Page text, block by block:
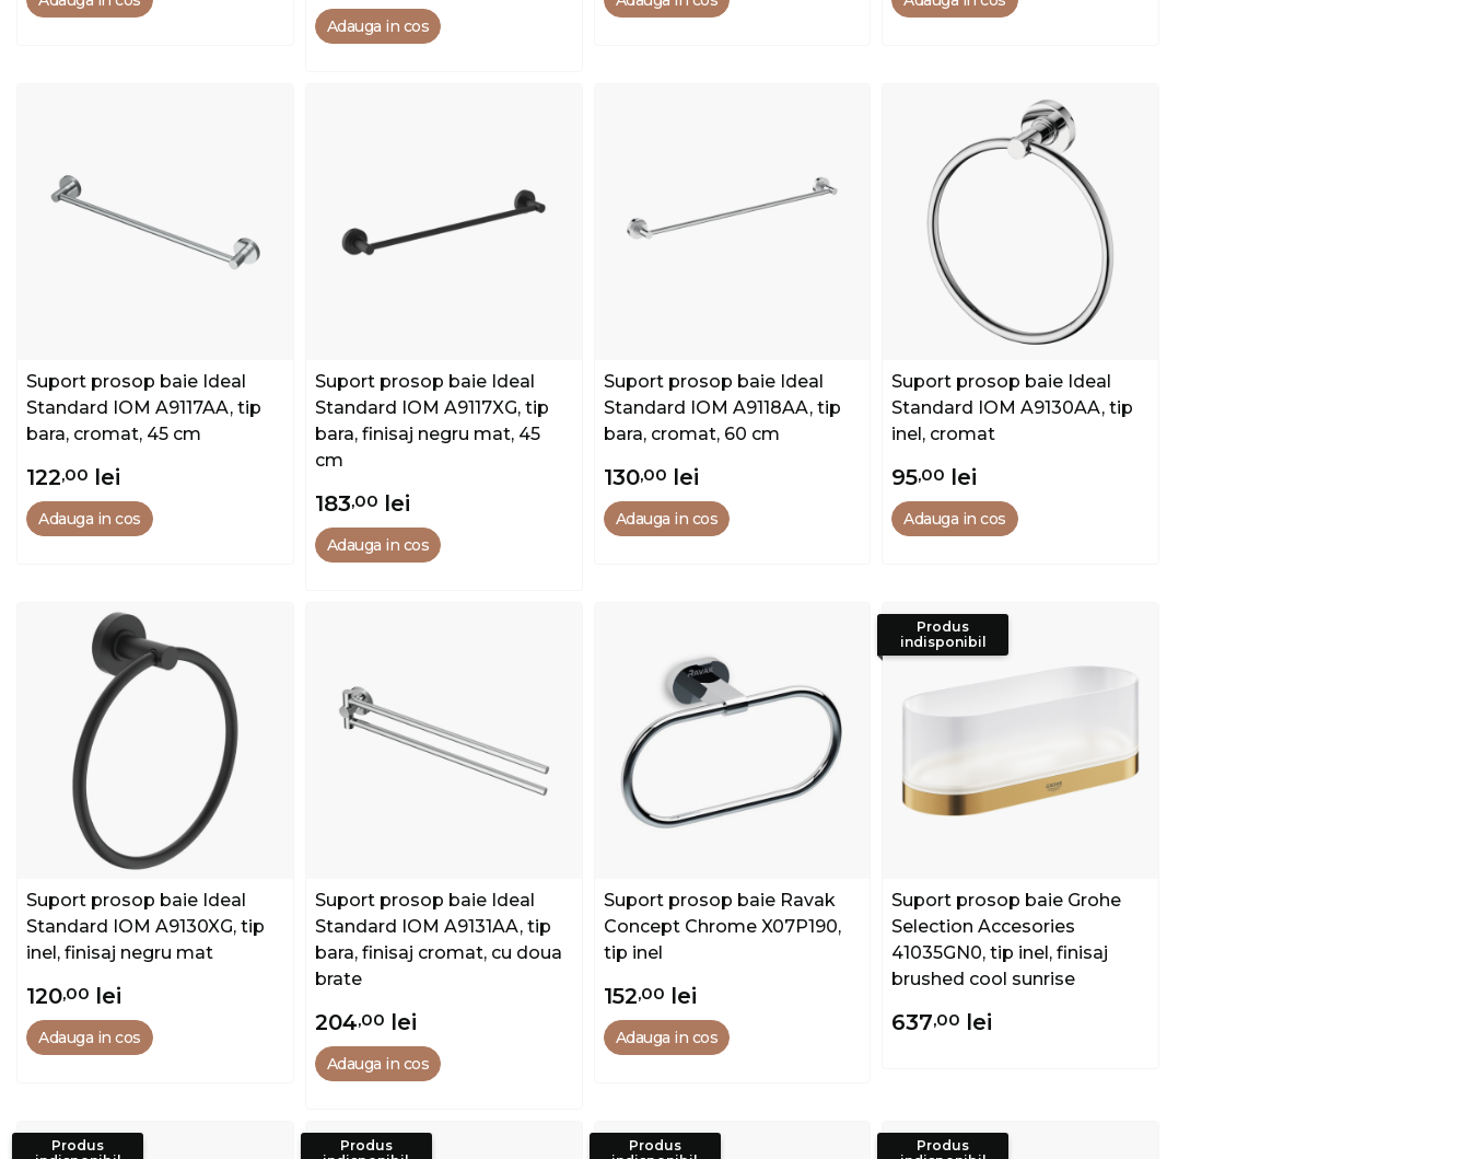
Adauga in cos
Suport prosop baie Ideal
Standard IOM A9117AA, tip
bara, cromat, 45 cm
122,00 lei
Adauga in cos
Suport prosop baie Ideal
Standard IOM A9117XG, tip
bara, finisaj negru mat, 45
cm
183,00 lei
Adauga in cos
Suport prosop baie Ideal
Standard IOM A9118AA, tip
bara, cromat, 60 cm
130,00 lei
Adauga in cos
Suport prosop baie Ideal
Standard IOM A9130AA, tip
inel, cromat
95,00 lei
Adauga in cos
Suport prosop baie Ideal
Standard IOM A9130XG, tip
inel, finisaj negru mat
120,00 lei
Adauga in cos
Suport prosop baie Ideal
Standard IOM A9131AA, tip
bara, finisaj cromat, cu doua
brate
204,00 lei
Adauga in cos
Suport prosop baie Ravak
Concept Chrome X07P190,
tip inel
152,00 lei
Adauga in cos
Produs
indisponibil
Suport prosop baie Grohe
Selection Accesories
41035GN0, tip inel, finisaj
brushed cool sunrise
637,00 lei
Produs
Produs
Produs
Produs